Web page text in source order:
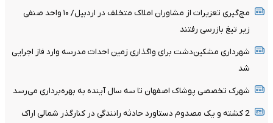
مچ‌گیری تعزیرات از مشاوران املاک متخلف در اردبیل/ ۱۰ واحد صنفی
زیر تیغ بازرسی رفتند
شهرداری مشکین‌دشت برای واگذاری زمین احداث مدرسه وارد فاز اجرایی
شد
شهرک تخصصی پوشاک اصفهان تا سه سال آینده به بهره‌برداری می‌رسد
2 کشته و یک مصدوم دستاورد حادثه رانندگی در کنارگذر شمالی اراک